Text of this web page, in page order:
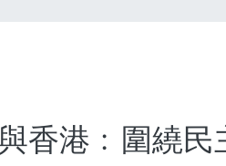
港﹕圍繞民